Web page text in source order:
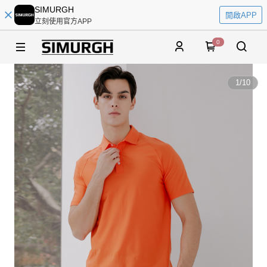
SIMURGH
立刻使用官方APP
開啟APP
0
1/10